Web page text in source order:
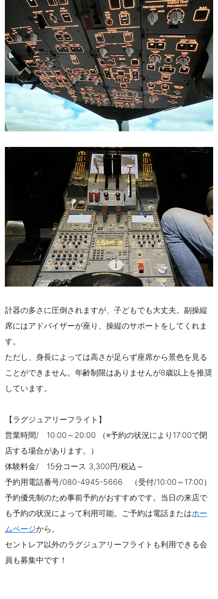
計器の多さに圧倒されますが、子どもでも大丈夫。副操縦
席にはアドバイザーが座り、操縦のサポートをしてくれま
す。
ただし、身長によっては高さが足らず座席から景色を見る
ことができません。年齢制限はありませんが8歳以上を推奨
しています。
【ラグジュアリーフライト】
営業時間/ 10:00～20:00 （※予約の状況により17:00で閉
店する場合があります。）
体験料金/ 15分コース 3,300円/税込～
予約用電話番号/080-4945-5666 （受付/10:00～17:00）
予約優先制のため事前予約がおすすめです。当日の来店で
も予約の状況によって利用可能。ご予約は電話またはホー
ムページから。
セントレア以外のラグジュアリーフライトも利用できる会
員も募集中です！